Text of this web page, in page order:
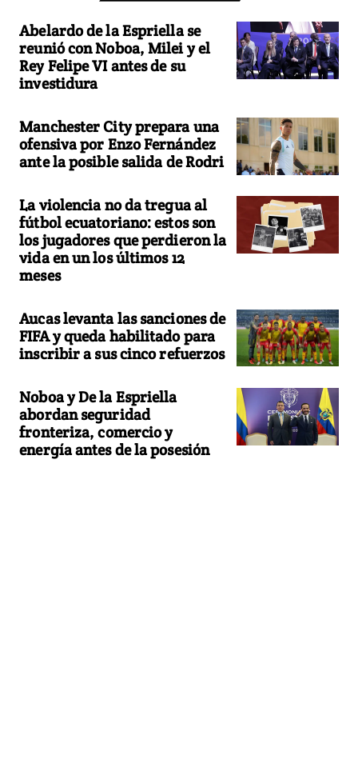
Abelardo de la Espriella se
reunió con Noboa, Milei y el
Rey Felipe VI antes de su
investidura
Manchester City prepara una
ofensiva por Enzo Fernández
ante la posible salida de Rodri
La violencia no da tregua al
fútbol ecuatoriano: estos son
los jugadores que perdieron la
vida en un los últimos 12
meses
Aucas levanta las sanciones de
FIFA y queda habilitado para
inscribir a sus cinco refuerzos
Noboa y De la Espriella
abordan seguridad
fronteriza, comercio y
energía antes de la posesión